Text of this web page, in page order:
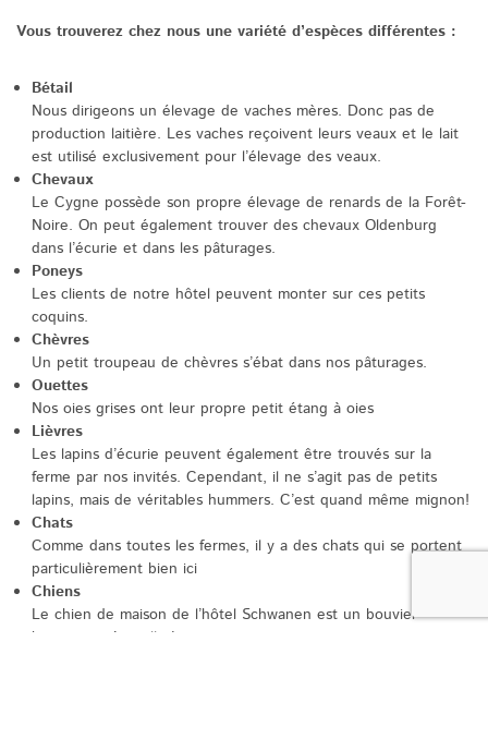
Vous trouverez chez nous une variété d’espèces différentes :
Bétail
Nous dirigeons un élevage de vaches mères. Donc pas de
production laitière. Les vaches reçoivent leurs veaux et le lait
est utilisé exclusivement pour l’élevage des veaux.
Chevaux
Le Cygne possède son propre élevage de renards de la Forêt-
Noire. On peut également trouver des chevaux Oldenburg
dans l’écurie et dans les pâturages.
Poneys
Les clients de notre hôtel peuvent monter sur ces petits
coquins.
Chèvres
Un petit troupeau de chèvres s’ébat dans nos pâturages.
Ouettes
Nos oies grises ont leur propre petit étang à oies
Lièvres
Les lapins d’écurie peuvent également être trouvés sur la
ferme par nos invités. Cependant, il ne s’agit pas de petits
lapins, mais de véritables hummers. C’est quand même mignon!
Chats
Comme dans toutes les fermes, il y a des chats qui se portent
particulièrement bien ici
Chiens
Le chien de maison de l’hôtel Schwanen est un bouvier
bernois et s’appelle Lucy.